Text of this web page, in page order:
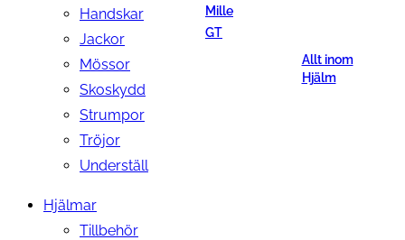
Handskar
Jackor
Mössor
Skoskydd
Strumpor
Tröjor
Underställ
Hjälmar
Tillbehör
Mille
GT
Allt inom
Hjälm